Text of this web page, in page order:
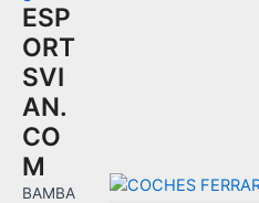
ESP
ORT
SVI
AN.
CO
M
BAMBA